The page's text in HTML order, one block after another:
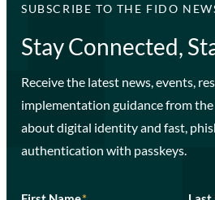
SUBSCRIBE TO THE FIDO
Stay Connected,
Receive the latest news, events,
implementation guidance from
about digital identity and fast,
authentication with passkeys.